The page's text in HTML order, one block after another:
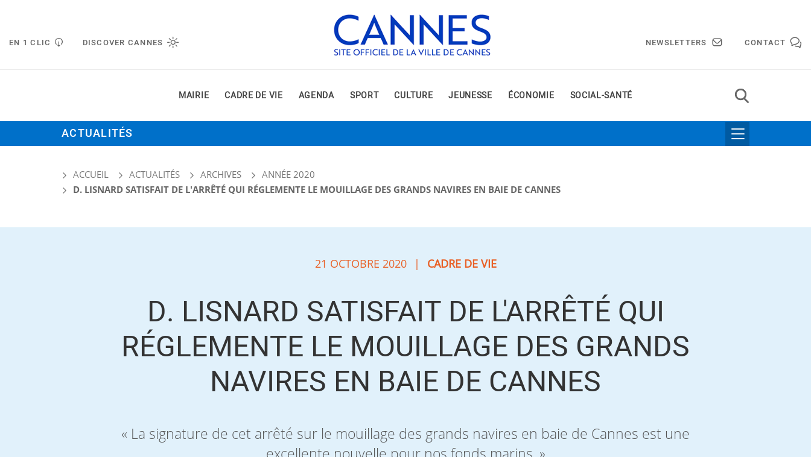
EN 1 CLIC DISCOVER CANNES NEWSLETTERS CONTACT
MAIRIE CADRE DE VIE AGENDA SPORT CULTURE JEUNESSE ÉCONOMIE SOCIAL-SANTÉ
ACTUALITÉS
ACCUEIL ACTUALITÉS ARCHIVES
ANNÉE 2020
D. LISNARD SATISFAIT DE L'ARRÊTÉ QUI RÉGLEMENTE LE MOUILLAGE DES GRANDS NAVIRES EN BAIE DE CANNES
21 OCTOBRE 2020 | CADRE DE VIE
D. LISNARD SATISFAIT DE L'ARRÊTÉ QUI
RÉGLEMENTE LE MOUILLAGE DES GRANDS
NAVIRES EN BAIE DE CANNES
« La signature de cet arrêté sur le mouillage des grands navires en baie de Cannes est une